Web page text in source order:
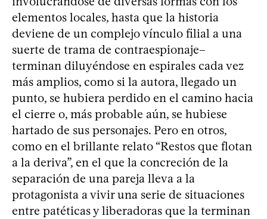
elementos locales, hasta que la historia
deviene de un complejo vínculo filial a una
suerte de trama de contraespionaje–
terminan diluyéndose en espirales cada vez
más amplios, como si la autora, llegado un
punto, se hubiera perdido en el camino hacia
el cierre o, más probable aún, se hubiese
hartado de sus personajes. Pero en otros,
como en el brillante relato “Restos que flotan
a la deriva”, en el que la concreción de la
separación de una pareja lleva a la
protagonista a vivir una serie de situaciones
entre patéticas y liberadoras que la terminan